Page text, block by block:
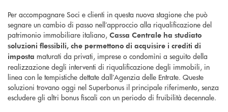
Per accompagnare Soci e clienti in questa nuova stagione che può
segnare un cambio di passo nell’approccio alla riqualificazione del
patrimonio immobiliare italiano, Cassa Centrale ha studiato
soluzioni flessibili, che permettono di acquisire i crediti di
imposta maturati da privati, imprese o condomìni a seguito della
realizzazione degli interventi di riqualificazione degli immobili, in
linea con le tempistiche dettate dall’Agenzia delle Entrate. Queste
soluzioni trovano oggi nel Superbonus il principale riferimento, senza
escludere gli altri bonus fiscali con un periodo di fruibilità decennale.